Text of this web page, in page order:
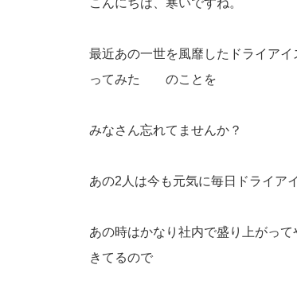
こんにちは、寒いですね。
最近あの一世を風靡したドライア
ってみた のことを
みなさん忘れてませんか？
あの2人は今も元気に毎日ドライア
あの時はかなり社内で盛り上がっ
きてるので